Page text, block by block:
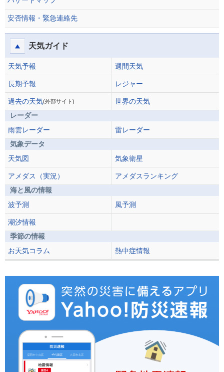
安否情報・緊急連絡先
天気ガイド
天気予報 週間天気
長期予報 レジャー
過去の天気(外部サイト)
世界の天気
レーダー
雨雲レーダー
雷レーダー
気象データ
天気図
気象衛星
アメダス（実況）
アメダスランキング
海と風の情報
波予測
風予測
潮汐情報
季節の情報
お天気コラム
熱中症情報